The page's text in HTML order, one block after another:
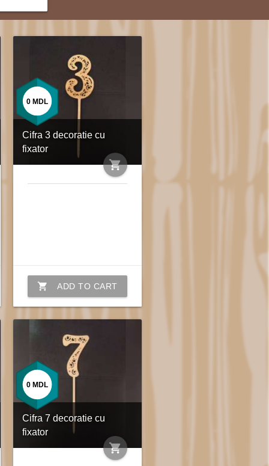
Cifra 3 decoratie cu
fixator
shopping_cart
0 MDL
shopping_cart ADD TO CART
Cifra 7 decoratie cu
fixator
shopping_cart
0 MDL